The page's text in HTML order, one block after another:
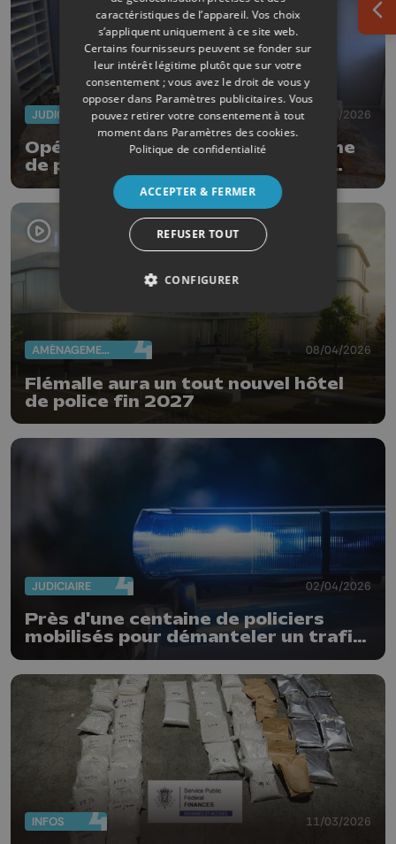
JUDICIAIRE 14/04/2026
Opération anti-drogue pour la zone
de police Beyne-Heusay-Fléron-
Soumagne
AMÉNAGEMENT DU TERRITOIRE 08/04/2026
Flémalle aura un tout nouvel hôtel
de police fin 2027
JUDICIAIRE 02/04/2026
Près d'une centaine de policiers
mobilisés pour démanteler un trafic
INFOS 11/03/2026
caractéristiques de l’appareil. Vos choix
s’appliquent uniquement à ce site web.
Certains fournisseurs peuvent se fonder sur
leur intérêt légitime plutôt que sur votre
consentement ; vous avez le droit de vous y
opposer dans Paramètres publicitaires. Vous
pouvez retirer votre consentement à tout
moment dans Paramètres des cookies.
Politique de confidentialité
ACCEPTER & FERMER
REFUSER TOUT
CONFIGURER